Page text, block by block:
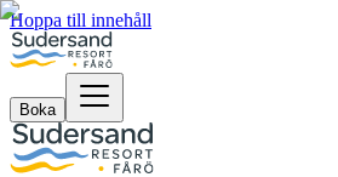
Hoppa till innehåll
Boka